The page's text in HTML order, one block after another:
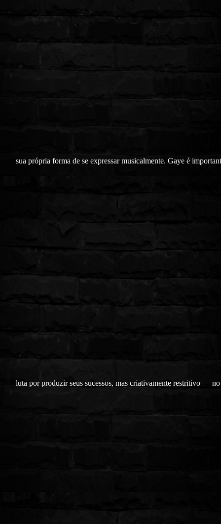
sua própria forma de se expressar musicalmente. Gaye é
luta por produzir seus sucessos, mas criativamente restritivo — no